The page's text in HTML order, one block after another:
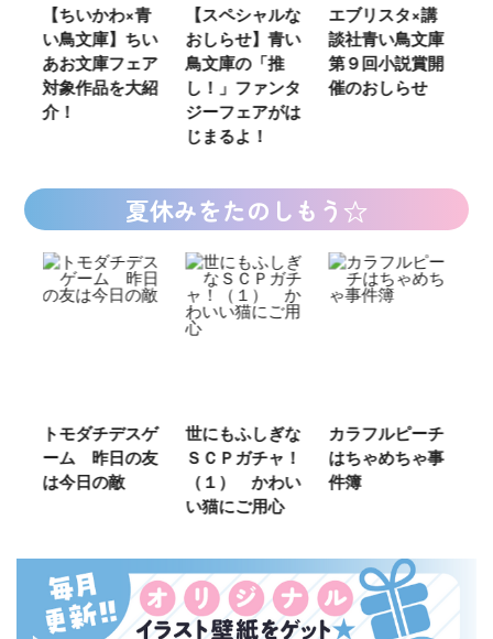
【ちいかわ×青
い鳥文庫】ちい
あお文庫フェア
対象作品を大紹
介！
【スペシャルな
おしらせ】青い
鳥文庫の「推
し！」ファンタ
ジーフェアがは
じまるよ！
エブリスタ×講
談社青い鳥文庫
第９回小説賞開
催のおしらせ
夏休みをたのしもう☆
トモダチデスゲ
ーム 昨日の友
は今日の敵
世にもふしぎな
ＳＣＰガチャ！
（１） かわい
い猫にご用心
カラフルピーチ
はちゃめちゃ事
件簿